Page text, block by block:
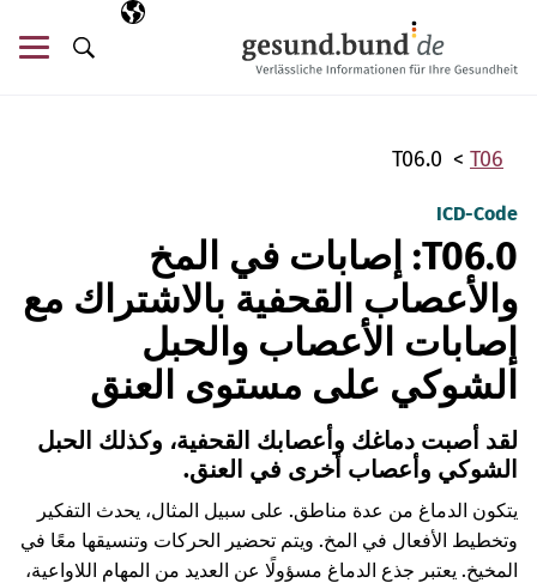
اللغة المختارة
AR
البحث
T06
T06.0
ICD-Code
T06.0: إصابات في المخ
والأعصاب القحفية بالاشتراك مع
إصابات الأعصاب والحبل
الشوكي على مستوى العنق
لقد أصبت دماغك وأعصابك القحفية، وكذلك الحبل
الشوكي وأعصاب أخرى في العنق.
يتكون الدماغ من عدة مناطق. على سبيل المثال، يحدث التفكير
وتخطيط الأفعال في المخ. ويتم تحضير الحركات وتنسيقها معًا في
المخيخ. يعتبر جذع الدماغ مسؤولًا عن العديد من المهام اللاواعية،